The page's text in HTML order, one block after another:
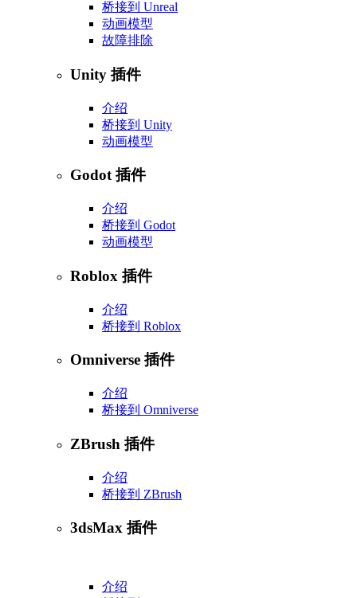
桥接到 Unreal
动画模型
故障排除
Unity 插件
介绍
桥接到 Unity
动画模型
Godot 插件
介绍
桥接到 Godot
动画模型
Roblox 插件
介绍
桥接到 Roblox
Omniverse 插件
介绍
桥接到 Omniverse
ZBrush 插件
介绍
桥接到 ZBrush
3dsMax 插件
介绍